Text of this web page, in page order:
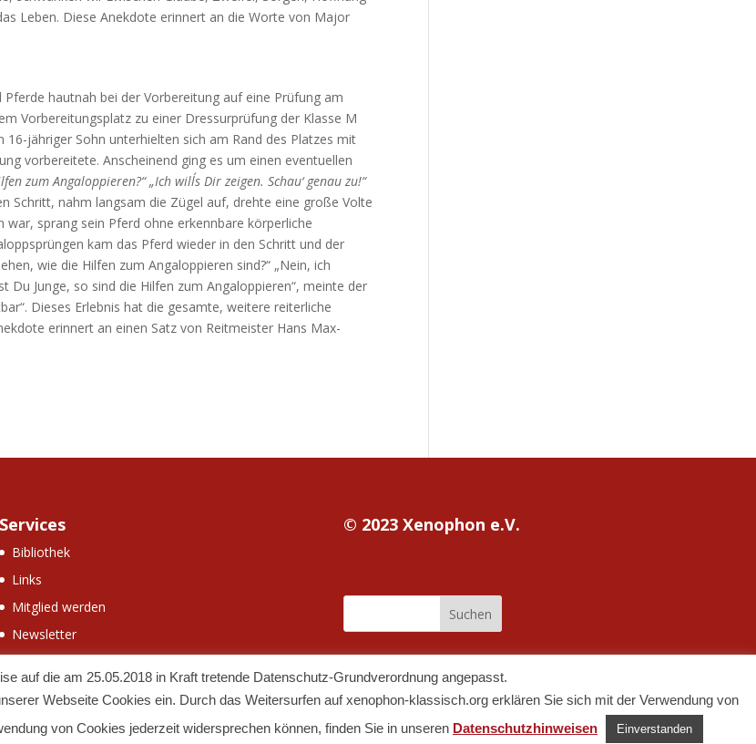
Leben. Diese Anekdote erinnert an die Worte von Major
hautnah bei der Vorbereitung auf eine Prüfung am
Vorbereitungsplatz zu einer Dressurprüfung der Klasse M
jähriger Sohn unterhielten sich am Rand des Platzes mit
vorbereitete. Anscheinend ging es um einen eventuellen
zum Angaloppieren?“ „Ich will´s Dir zeigen. Schau‘ genau zu!“
Schritt, nahm langsam die Zügel auf, drehte eine große Volte
sprang sein Pferd ohne erkennbare körperliche
kam das Pferd wieder in den Schritt und der
wie die Hilfen zum Angaloppieren sind?“ „Nein, ich
Du Junge, so sind die Hilfen zum Angaloppieren“, meinte der
Dieses Erlebnis hat die gesamte, weitere reiterliche
erinnert an einen Satz von Reitmeister Hans Max-
Services
Bibliothek
Links
Mitglied werden
Newsletter
© 2023 Xenophon e.V.
auf die am 25.05.2018 in Kraft tretende Datenschutz-Grundverordnung angepasst.
Webseite Cookies ein. Durch das Weitersurfen auf xenophon-klassisch.org erklären Sie sich mit der Verwendung von
von Cookies jederzeit widersprechen können, finden Sie in unseren Datenschutzhinweisen Einverstanden